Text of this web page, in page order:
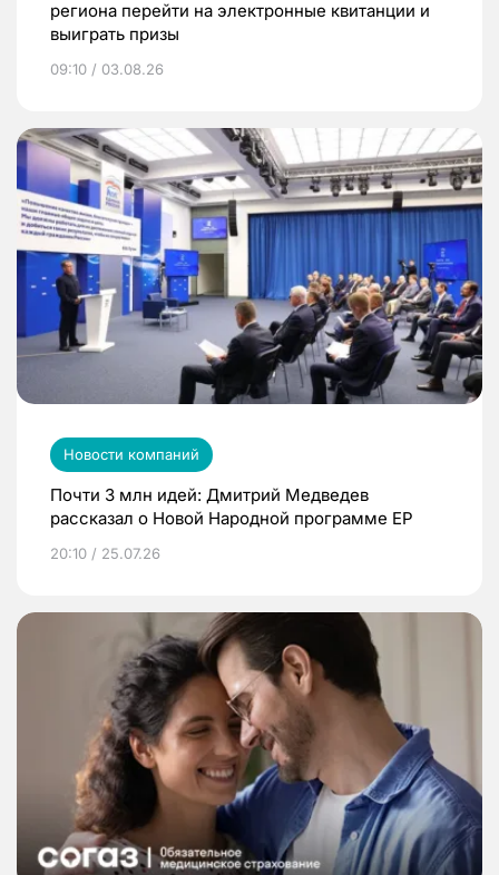
региона перейти на электронные квитанции и
выиграть призы
09:10 / 03.08.26
Новости компаний
Почти 3 млн идей: Дмитрий Медведев
рассказал о Новой Народной программе ЕР
20:10 / 25.07.26